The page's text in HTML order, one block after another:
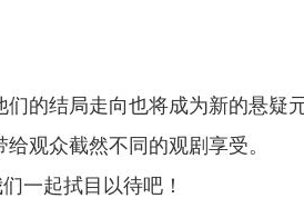
的结局走向也将成为新的悬疑
观众截然不同的观剧享受。
一起拭目以待吧！